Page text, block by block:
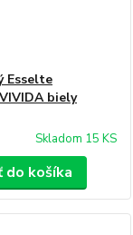
Esselte
biely
Skladom 15 KS
do košíka